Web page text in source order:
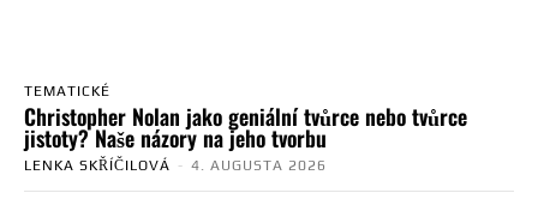
TEMATICKÉ
Christopher Nolan jako geniální tvůrce nebo tvůrce
jistoty? Naše názory na jeho tvorbu
LENKA SKŘÍČILOVÁ - 4. AUGUSTA 2026